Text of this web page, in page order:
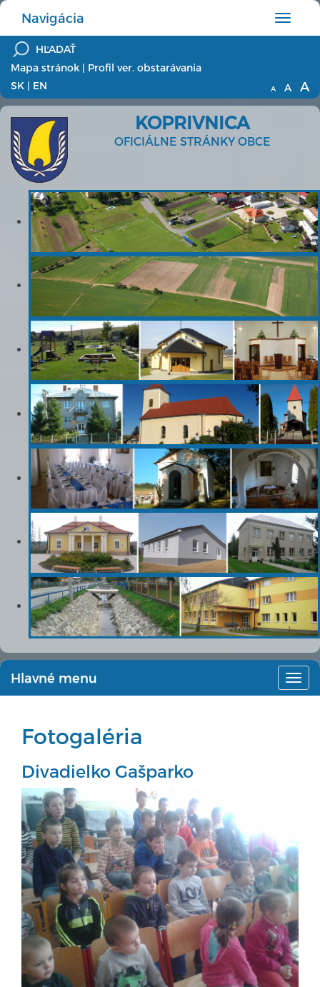
Hlavné
menu
Navigácia
Mapa stránok | Profil ver. obstarávania
SK | EN A A A
KOPRIVNICA
OFICIÁLNE STRÁNKY OBCE
Hlavné menu
Fotogaléria
Divadielko Gašparko